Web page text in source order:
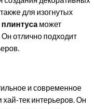
для изогнутых
может
отлично подходит
и современное
тек интерьеров. Он